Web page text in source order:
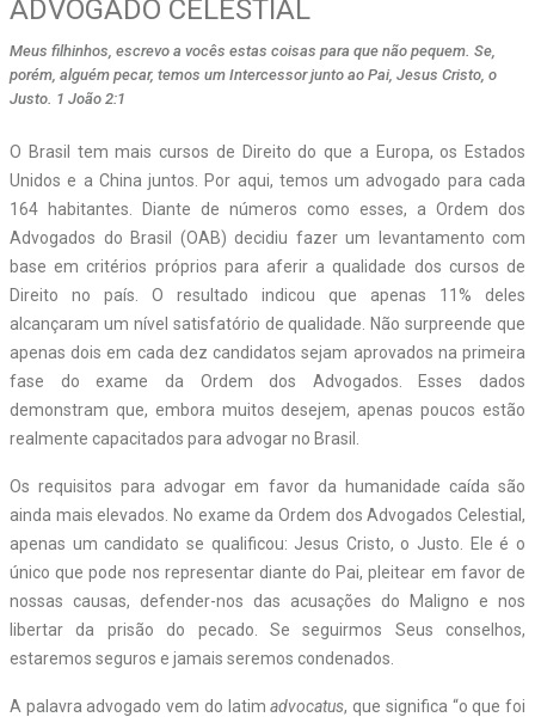
ADVOGADO CELESTIAL
Meus filhinhos, escrevo a vocês estas coisas para que não pequem. Se,
porém, alguém pecar, temos um Intercessor junto ao Pai, Jesus Cristo, o
Justo. 1 João 2:1
O Brasil tem mais cursos de Direito do que a Europa, os Estados
Unidos e a China juntos. Por aqui, temos um advogado para cada
164 habitantes. Diante de números como esses, a Ordem dos
Advogados do Brasil (OAB) decidiu fazer um levantamento com
base em critérios próprios para aferir a qualidade dos cursos de
Direito no país. O resultado indicou que apenas 11% deles
alcançaram um nível satisfatório de qualidade. Não surpreende que
apenas dois em cada dez candidatos sejam aprovados na primeira
fase do exame da Ordem dos Advogados. Esses dados
demonstram que, embora muitos desejem, apenas poucos estão
realmente capacitados para advogar no Brasil.
Os requisitos para advogar em favor da humanidade caída são
ainda mais elevados. No exame da Ordem dos Advogados Celestial,
apenas um candidato se qualificou: Jesus Cristo, o Justo. Ele é o
único que pode nos representar diante do Pai, pleitear em favor de
nossas causas, defender-nos das acusações do Maligno e nos
libertar da prisão do pecado. Se seguirmos Seus conselhos,
estaremos seguros e jamais seremos condenados.
A palavra advogado vem do latimadvocatus, que significa “o que foi